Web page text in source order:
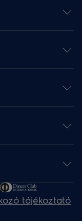
tájékoztató